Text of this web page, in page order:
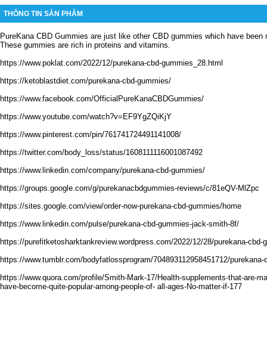
THÔNG TIN SẢN PHẨM
PureKana CBD Gummies are just like other CBD gummies which have been
These gummies are rich in proteins and vitamins.
https://www.poklat.com/2022/12/purekana-cbd-gummies_28.html
https://ketoblastdiet.com/purekana-cbd-gummies/
https://www.facebook.com/OfficialPureKanaCBDGummies/
https://www.youtube.com/watch?v=EF9YgZQiKjY
https://www.pinterest.com/pin/761741724491141008/
https://twitter.com/body_loss/status/1608111116001087492
https://www.linkedin.com/company/purekana-cbd-gummies/
https://groups.google.com/g/purekanacbdgummies-reviews/c/81eQV-MlZpc
https://sites.google.com/view/order-now-purekana-cbd-gummies/home
https://www.linkedin.com/pulse/purekana-cbd-gummies-jack-smith-8f/
https://purefitketosharktankreview.wordpress.com/2022/12/28/purekana-cbd-
https://www.tumblr.com/bodyfatlossprogram/704893112958451712/purekana-
https://www.quora.com/profile/Smith-Mark-17/Health-supplements-that-are-
have-become-quite-popular-among-people-of- all-ages-No-matter-if-177